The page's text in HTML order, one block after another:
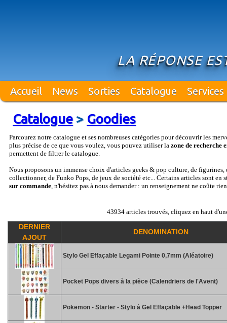
LA RÉPONSE
Accueil News Sorties Catalogue Services
Catalogue> Goodies
Parcourez notre catalogue et ses nombreuses catégories pour découvrir les
plus précise de ce que vous voulez, vous pouvez utiliser la zone de recherche
permettent de filtrer le catalogue.
Nous proposons un immense choix d'articles geeks & pop culture, de figurines,
collectionner, de Funko Pops, de jeux de société etc... Certains articles sont en
sur commande, n'hésitez pas à nous demander : un renseignement ne coûte
43934 articles trouvés, cliquez en haut
DERNIER
AJOUT
DENOMINATION
Stylo Gel Effaçable Legami Pointe 0,7mm (Aléatoire)
Pocket Pops divers à la pièce (Calendriers de l'Avent)
Pokemon - Starter - Stylo à Gel Effaçable +Head Topper